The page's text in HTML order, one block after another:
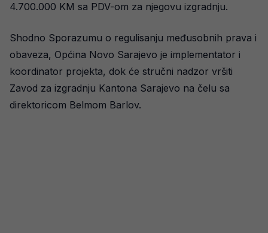
4.700.000 KM sa PDV-om za njegovu izgradnju.
Shodno Sporazumu o regulisanju međusobnih prava i
obaveza, Općina Novo Sarajevo je implementator i
koordinator projekta, dok će stručni nadzor vršiti
Zavod za izgradnju Kantona Sarajevo na čelu sa
direktoricom Belmom Barlov.